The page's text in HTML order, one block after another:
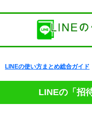
LINEの使い方まとめ総合ガイド
LINEの「招